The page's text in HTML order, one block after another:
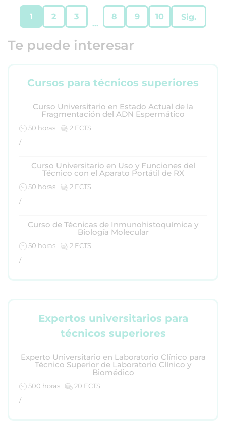
1 2 3
...
8 9 10 Sig.
Te puede interesar
Cursos para técnicos superiores
Curso Universitario en Estado Actual de la
Fragmentación del ADN Espermático
50 horas
2 ECTS
/
Curso Universitario en Uso y Funciones del
Técnico con el Aparato Portátil de RX
50 horas
2 ECTS
/
Curso de Técnicas de Inmunohistoquímica y
Biología Molecular
50 horas
2 ECTS
/
Expertos universitarios para
técnicos superiores
Experto Universitario en Laboratorio Clínico para
Técnico Superior de Laboratorio Clínico y
Biomédico
500 horas
20 ECTS
/